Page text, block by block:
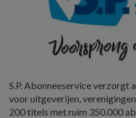
S.P. Abonneeservice verzorgt
voor uitgeverijen,
200 titels met ruim 350.000